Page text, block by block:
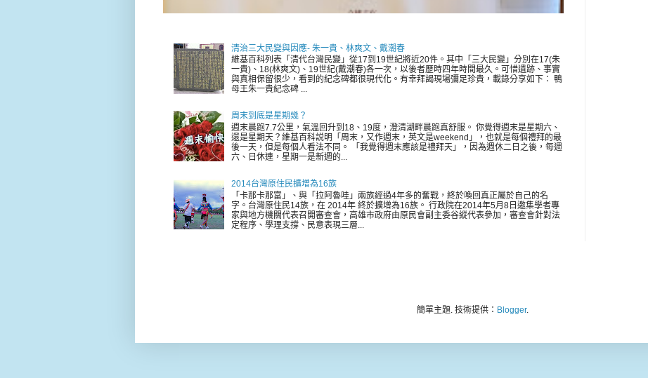
清治三大民變與因應- 朱一貴、林爽文、戴潮春
維基百科列表「清代台灣民變」從17到19世紀將近20件。其中「三大民變」分別在17(朱
一貴)、18(林爽文)、19世紀(戴潮春)各一次，以後者歷時四年時間最久。可惜遺跡、事實
與真相保留很少，看到的紀念碑都很現代化。有幸拜謁現場彌足珍貴，載錄分享如下： 鴨
母王朱一貴紀念碑 ...
周末到底是星期幾？
週末晨跑7.7公里，氣溫回升到18、19度，澄清湖畔晨跑真舒服。 你覺得週末是星期六、
還是星期天？維基百科説明「周末，又作週末，英文是weekend」，也就是每個禮拜的最
後一天，但是每個人看法不同。 「我覺得週末應該是禮拜天」，因為週休二日之後，每週
六、日休連，星期一是新週的...
2014台灣原住民擴增為16族
「卡那卡那富」、與「拉阿魯哇」兩族經過4年多的奮戰，終於喚回真正屬於自己的名
字。台灣原住民14族，在 2014年 終於擴增為16族。 行政院在2014年5月8日邀集學者專
家與地方機關代表召開審查會，高雄市政府由原民會副主委谷縱代表參加，審查會針對法
定程序、學理支撐、民意表現三層...
簡單主題. 技術提供： Blogger.